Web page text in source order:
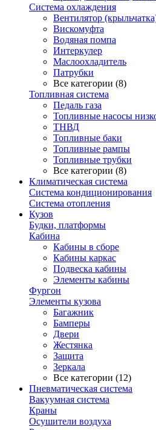
Система охлаждения
Вентилятор
Вискомуфта
Водяная помпа
Интеркулер
Маслоохладитель
Патрубки
Все категории (8)
Топливная система
Педаль газа
Топливные насосы
ТНВД
Топливные баки
Топливные рампы
Топливные трубки
Все категории (8)
Климатическая система
Система кондиционирования
Система отопления
Кузов
Будки, платформы
Кабина
Кабины в сборе
Кабины каркас
Подвеска кабины
Элементы кабины
Фургон
Элементы кузова
Багажник
Бамперы
Двери
Жестянка
Защита
Зеркала
Все категории (12)
Пневматическая система
Вакуумная система
Краны
Осушители воздуха